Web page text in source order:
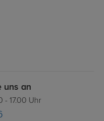
uns an
- 17.00 Uhr